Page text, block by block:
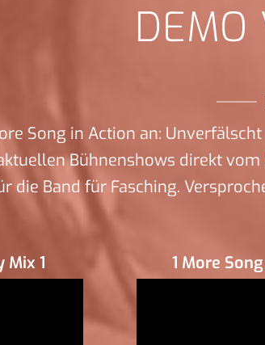
DEMO
Song in Action an:
Bühnenshows direkt
die Band für Fasching.
Mix 1 1 More